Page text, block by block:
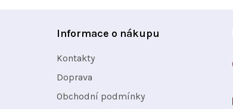
Informace o nákupu
Kontakty
Doprava
Obchodní podmínky